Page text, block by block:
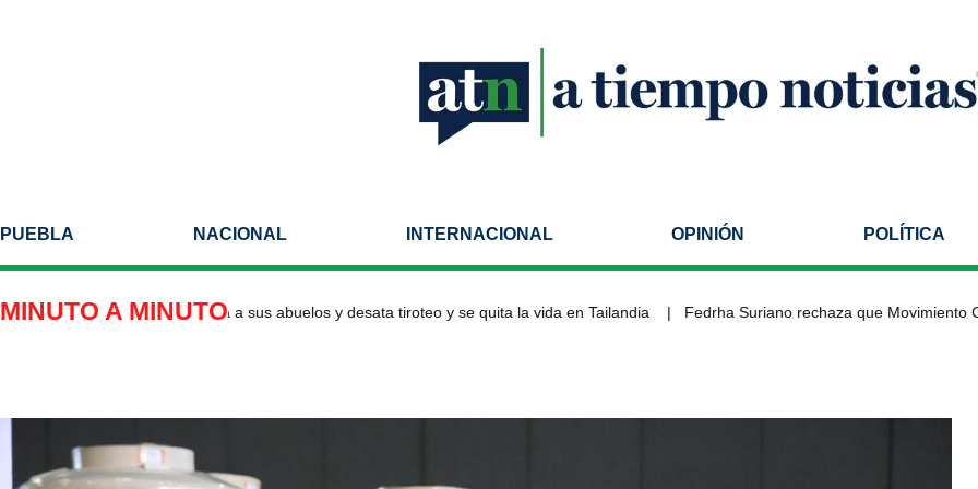
PUEBLA NACIONAL INTERNACIONAL OPINIÓN POLÍTICA
MINUTO A MINUTO
de 14 años asesina a sus abuelos y desata tiroteo y se quita la vida en Tailandia Fedrha Suriano rechaza que Movimiento